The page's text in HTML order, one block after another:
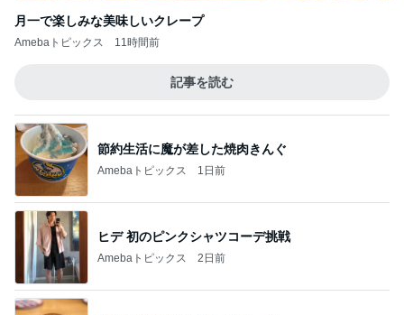
月一で楽しみな美味しいクレープ
Amebaトピックス 11時間前
記事を読む
節約生活に魔が差した焼肉きんぐ
Amebaトピックス 1日前
ヒデ 初のピンクシャツコーデ挑戦
Amebaトピックス 2日前